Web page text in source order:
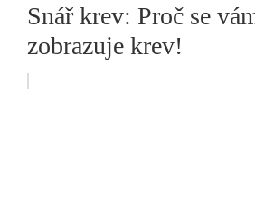
Snář krev: Proč se
zobrazuje krev!